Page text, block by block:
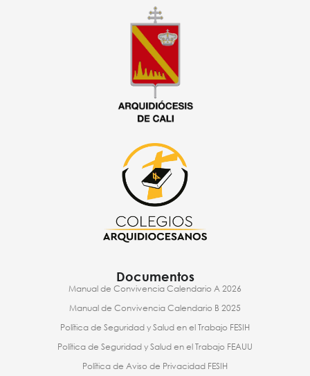
Documentos
Manual de Convivencia Calendario A 2026
Manual de Convivencia Calendario B 2025
Política de Seguridad y Salud en el Trabajo FESIH
Política de Seguridad y Salud en el Trabajo FEAUU
Política de Aviso de Privacidad FESIH